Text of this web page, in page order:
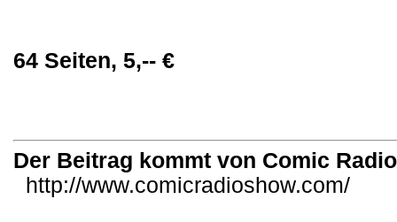
64 Seiten, 5,-- €
Der Beitrag kommt von Comic
http://www.comicradioshow.com/